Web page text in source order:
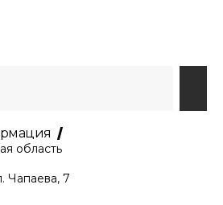
область
Чапаева, 7